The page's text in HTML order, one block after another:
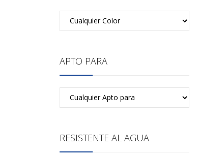
APTO PARA
RESISTENTE AL AGUA